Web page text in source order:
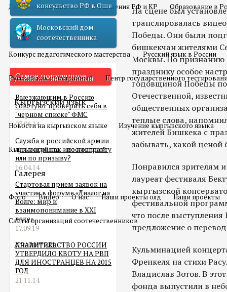
Двойное гражданство Отношения РФ и КР Образование в
Русский язык
Конкурс педагогического мастерства Русский язык в России
Русский как иностранный Центр государственного
Кыргызский язык
Новости на кыргызском языке Изучение кыргызского языка
Кыргызский как иностранный
Галерея
Фото Видео О нас Наши проекты олд Наши проекты
Сайты организаций соотечественников
Аналитика
консульство РФ в Оше
Московский дом
соотечественника
Самое популярное
Выезжающим в Россию
советуют проверить себя в
"черном списке" ФМС
03.06.14
Служба в российской армии
для мигранта – по контракту
или по призыву?
16.04.14
Стартовал прием заявок на
участие в форуме «Диалог на
Волге: мир и
взаимопонимание в XXI
веке»
17.09.19
ПРАВИТЕЛЬСТВО РОССИИ
УТВЕРДИЛО КВОТУ НА РВП
ДЛЯ ИНОСТРАНЦЕВ НА 2015
ГОД
21.11.14
На сцене был
транслировалась
Победы. Они были
бишкекчан жителями
Москвы. По признанию
празднику особое
годовщиной Победы
Отечественной,
общественных
теплые слова,
жителей Бишкека с
забывать, какой ценой
Понравился зрителям
лауреат фестиваля
кыргызской
фестивальной
что после
предложение о
Кульминацией
Френкеля на стихи
Владислав Зотов. В
фонда выпустили в